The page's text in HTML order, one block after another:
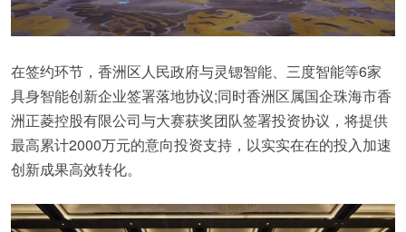
在签约环节，香洲区人民政府与灵锶智能、三度智能等6家
具身智能创新企业签署落地协议;同时香洲区属国企珠海市香
洲正菱控股有限公司与大赛获奖团队签署投资协议，将提供
最高累计2000万元的意向投资支持，以实实在在的投入加速
创新成果高效转化。